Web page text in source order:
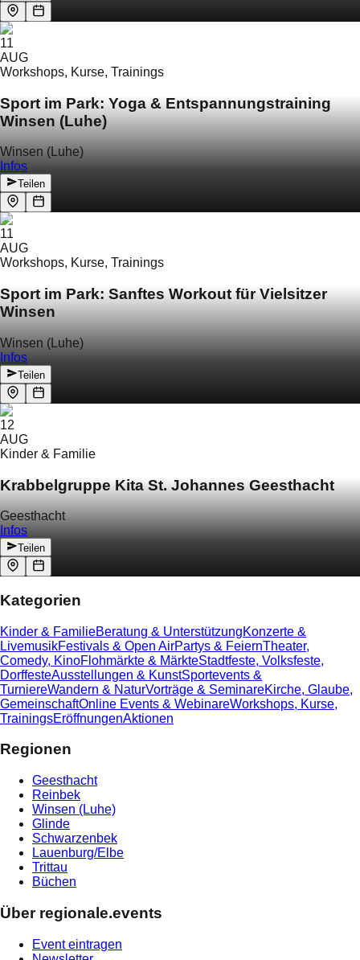
11
AUG
Workshops, Kurse, Trainings
Sport im Park: Yoga & Entspannungstraining
Winsen (Luhe)
Winsen (Luhe)
Infos
Teilen
11
AUG
Workshops, Kurse, Trainings
Sport im Park: Sanftes Workout für Vielsitzer
Winsen
Winsen (Luhe)
Infos
Teilen
12
AUG
Kinder & Familie
Krabbelgruppe Kita St. Johannes Geesthacht
Geesthacht
Infos
Teilen
Kategorien
Kinder & FamilieBeratung & UnterstützungKonzerte &
LivemusikFestivals & Open AirPartys & FeiernTheater,
Comedy, KinoFlohmärkte & MärkteStadtfeste, Volksfeste,
DorffesteAusstellungen & KunstSportevents &
TurniereWandern & NaturVorträge & SeminareKirche, Glaube,
GemeinschaftOnline Events & WebinareWorkshops, Kurse,
TrainingsEröffnungenAktionen
Regionen
Geesthacht
Reinbek
Winsen (Luhe)
Glinde
Schwarzenbek
Lauenburg/Elbe
Trittau
Büchen
Über regionale.events
Event eintragen